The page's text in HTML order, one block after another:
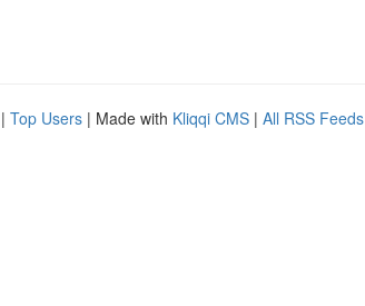
| Top Users | Made with Kliqqi CMS | All RSS Feeds